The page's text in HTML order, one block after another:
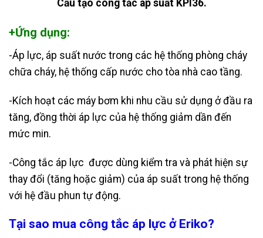
Cấu tạo công tắc áp suất KPI36.
+Ứng dụng:
-Áp lực, áp suất nước trong các hệ thống phòng cháy
chữa cháy, hệ thống cấp nước cho tòa nhà cao tầng.
-Kích hoạt các máy bơm khi nhu cầu sử dụng ở đầu ra
tăng, đồng thời áp lực của hệ thống giảm dần đến
mức min.
-Công tắc áp lực được dùng kiểm tra và phát hiện sự
thay đổi (tăng hoặc giảm) của áp suất trong hệ thống
với hệ đầu phun tự động.
Tại sao mua công tắc áp lực ở Eriko?